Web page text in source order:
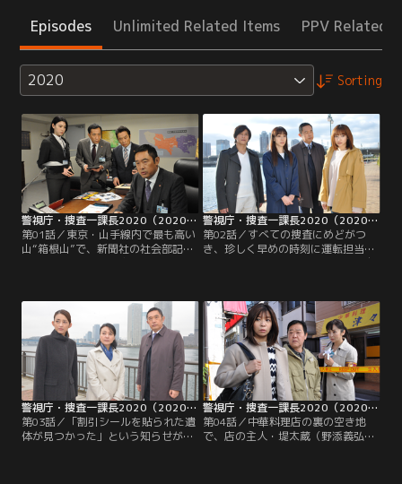
Episodes Unlimited Related Items PPV Related
2020 Sorting
警視庁・捜査一課長2020（2020/04/09放送分）第01話
第01話／東京・山手線内で最も高い
山“箱根山”で、新聞社の社会部記
る。小柴は何者かに突き飛ばされ、
縁石で頭部を強打し死亡したようだ
ったが、なぜか遺体の右手には黒い
日傘が握られていた…。
警視庁・捜査一課長2020（2020/04/16放送分）第02話
第02話／すべての捜査にめどがつ
き、珍しく早めの時刻に運転担当刑
事・奥野親道（塙宣之）とともに自
たな事件の知らせが届く。しかも第
一発見者は、大岩が“大福”とよぶ現
状資料班刑事・平井真琴（斉藤由
貴）だと聞き、大岩も奥野も驚く。
警視庁・捜査一課長2020（2020/04/23放送分）第03話
第03話／「割引シールを貼られた遺
体が見つかった」という知らせが届
警視庁・捜査一課長2020（2020/04/30放送分）第04話
第04話／中華料理店の裏の空き地
で、店の主人・堤太蔵（野添義弘）